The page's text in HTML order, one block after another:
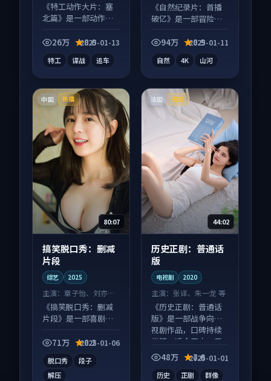
《特工动作大片：塞
北篇》是一部动作向
在线，配乐与镜头配
26万 8.0
2025-01-13
特工 谍战 追车
《自然纪录片：首播
破亿》是一部冒险向
事并行，细节值得二
94万 8.9
2025-01-11
自然 4K 山河
中国 热播
80:07
搞笑脱口秀：删减
片段
综艺 2025
主演： 章子怡、刘亦菲
等
《搞笑脱口秀：删减
片段》是一部喜剧向
并行，细节值得二刷
71万 8.2
2025-01-06
脱口秀
段子
解压
法国 完结
44:02
历史正剧：普通话
版
电视剧 2020
主演： 张译、朱一龙 等
《历史正剧：普通话
版》是一部战争向电
视剧作品，口碑持续
发酵，适合周末一口
气刷完。
48万 7.6
2025-01-01
历史 正剧 群像